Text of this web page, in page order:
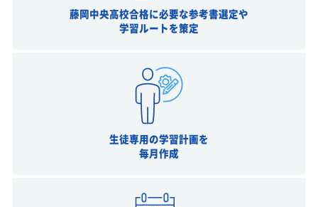
藤岡中央高校合格に必要な参考書選定や
学習ルートを策定
生徒専用の学習計画を
毎月作成